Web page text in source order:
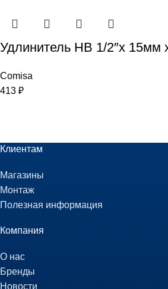
Удлинитель НВ 1/2″x 15мм
Comisa
413 ₽
Клиентам
Магазины
Монтаж
Полезная информация
Компания
О нас
Бренды
Новости